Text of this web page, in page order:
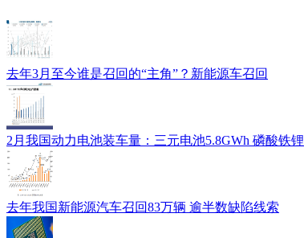
去年3月至今谁是召回的“主角”？新能源车召回
2月我国动力电池装车量：三元电池5.8GWh 磷酸铁锂
去年我国新能源汽车召回83万辆 逾半数缺陷线索